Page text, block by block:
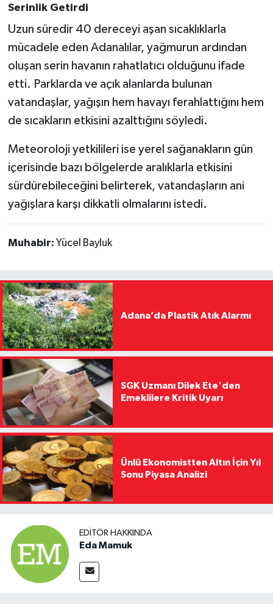
Serinlik Getirdi
Uzun süredir 40 dereceyi aşan sıcaklıklarla
mücadele eden Adanalılar, yağmurun ardından
oluşan serin havanın rahatlatıcı olduğunu ifade
etti. Parklarda ve açık alanlarda bulunan
vatandaşlar, yağışın hem havayı ferahlattığını hem
de sıcakların etkisini azalttığını söyledi.
Meteoroloji yetkilileri ise yerel sağanakların gün
içerisinde bazı bölgelerde aralıklarla etkisini
sürdürebileceğini belirterek, vatandaşların ani
yağışlara karşı dikkatli olmalarını istedi.
Muhabir: Yücel Bayluk
Adana’da Plastik Atık Alarmı
SGK Uzmanı Dilek Ete'den
Emeklilere Kritik Uyarı
Ünlü Ekonomistten Altın İçin Yıl
Sonu Piyasa Analizi
EDITÖR HAKKINDA
Eda Mamuk